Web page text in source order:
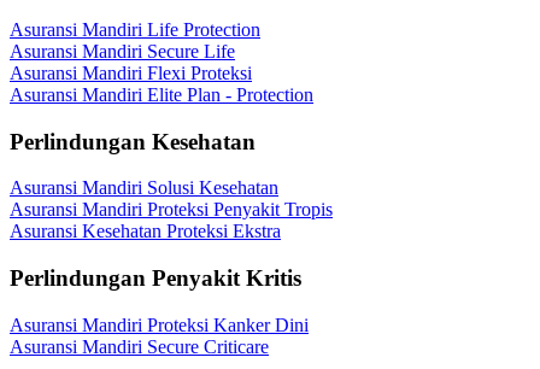
Asuransi Mandiri Life Protection
Asuransi Mandiri Secure Life
Asuransi Mandiri Flexi Proteksi
Asuransi Mandiri Elite Plan - Protection
Perlindungan Kesehatan
Asuransi Mandiri Solusi Kesehatan
Asuransi Mandiri Proteksi Penyakit Tropis
Asuransi Kesehatan Proteksi Ekstra
Perlindungan Penyakit Kritis
Asuransi Mandiri Proteksi Kanker Dini
Asuransi Mandiri Secure Criticare